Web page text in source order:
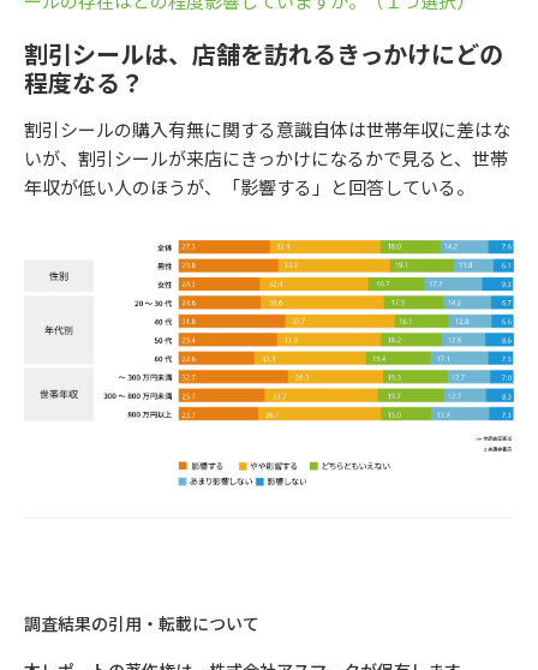
割引シールは、店舗を訪れるきっかけにどの
程度なる？
割引シールの購入有無に関する意識自体は世帯年収に差はな
いが、割引シールが来店にきっかけになるかで見ると、世帯
年収が低い人のほうが、「影響する」と回答している。
調査結果の引用・転載について